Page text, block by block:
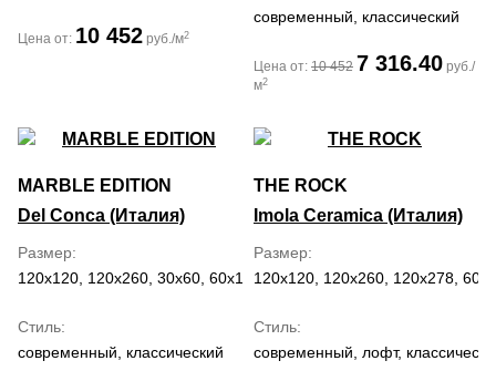
Цена от: 10 452 руб./м2
современный, классический
Цена от: 10 452 7 316.40 руб./
м2
MARBLE EDITION
Del Conca (Италия)
Размер
120x120, 120x260, 30x60, 60x120, 60x60
Стиль
современный, классический
THE ROCK
Imola Ceramica (Италия)
Размер
120x120, 120x260, 120x278,
Стиль
современный, лофт,